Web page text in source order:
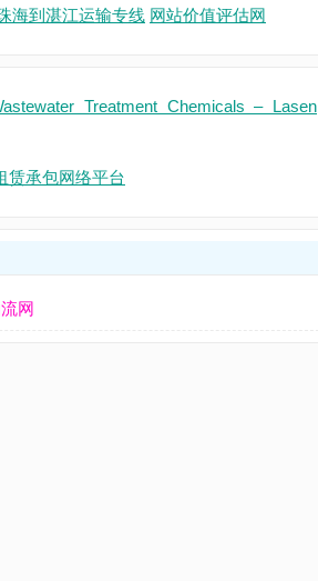
海到湛江运输专线 网站价值评估网
Treatment Chemicals – Lasen
赁承包网络平台
网